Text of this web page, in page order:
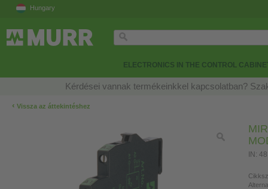
Hungary
ELECTRONICS IN THE CONTROL
Kérdései vannak termékeinkkel kapcsolatban?
‹ Vissza az áttekintéshez
IN: